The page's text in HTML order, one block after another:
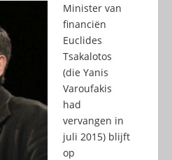
Minister van
financiën
Euclides
Tsakalotos
(die Yanis
Varoufakis
had
vervangen in
juli 2015) blijft
op